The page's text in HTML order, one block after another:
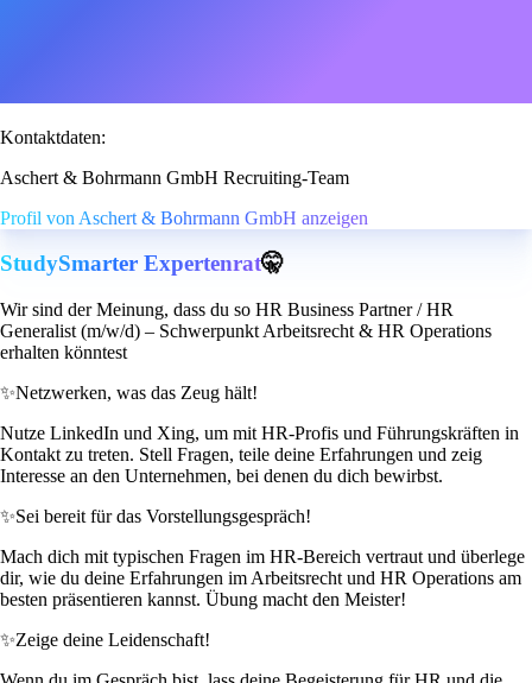
Kontaktdaten:
Aschert & Bohrmann GmbH Recruiting-Team
Profil von Aschert & Bohrmann GmbH anzeigen
StudySmarter Expertenrat🤫
Wir sind der Meinung, dass du so HR Business Partner / HR
Generalist (m/w/d) – Schwerpunkt Arbeitsrecht & HR Operations
erhalten könntest
✨Netzwerken, was das Zeug hält!
Nutze LinkedIn und Xing, um mit HR-Profis und Führungskräften in
Kontakt zu treten. Stell Fragen, teile deine Erfahrungen und zeig
Interesse an den Unternehmen, bei denen du dich bewirbst.
✨Sei bereit für das Vorstellungsgespräch!
Mach dich mit typischen Fragen im HR-Bereich vertraut und überlege
dir, wie du deine Erfahrungen im Arbeitsrecht und HR Operations am
besten präsentieren kannst. Übung macht den Meister!
✨Zeige deine Leidenschaft!